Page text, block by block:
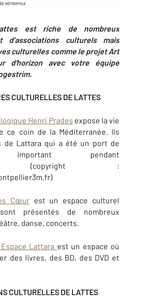
est riche de nombreux
d’associations culturels mais
culturelles comme le projet Art
d'horizon avec votre équipe
CULTURELLES DE LATTES
Henri Prades expose la vie
ce coin de la Méditerranée. Ils
de Lattara qui a été un port de
important pendant
(copyright :
Cœurest un espace culturel
présentés de nombreux
danse, concerts.
Lattara est un espace où
des livres, des BD, des DVD et
CULTURELLES DE LATTES